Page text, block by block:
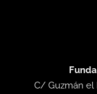
C/ Guzmán el